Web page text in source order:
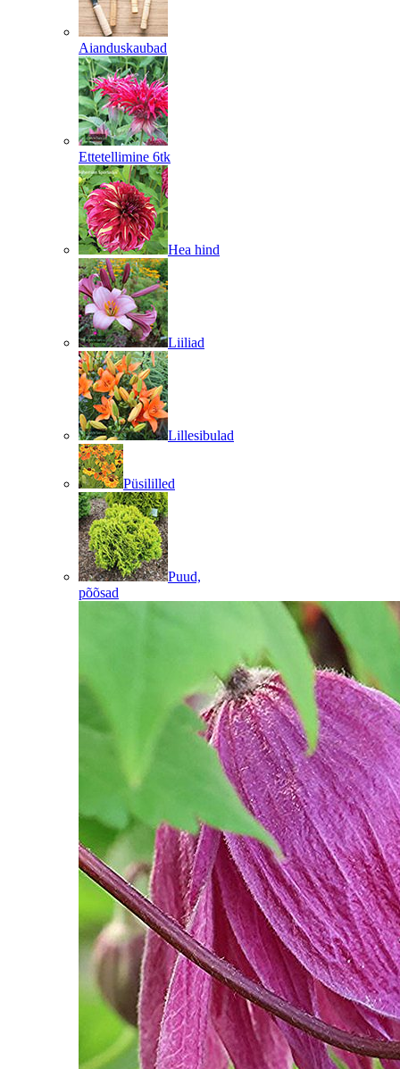
Aianduskaubad
Ettetellimine 6tk
Hea hind
Liiliad
Lillesibulad
Püsililled
Puud,
põõsad